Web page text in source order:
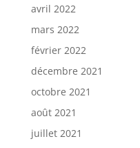
avril 2022
mars 2022
février 2022
décembre 2021
octobre 2021
août 2021
juillet 2021